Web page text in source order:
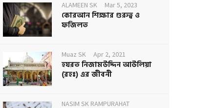
ALAMEEN SK Mar 5, 2023
কোরআন শিক্ষার গুরুত্ব ও
ফজিলত
Muaz SK Apr 2, 2021
হযরত নিজামউদ্দিন আউলিয়া
(রহঃ) এর জীবনী
NASIM SK RAMPURAHAT